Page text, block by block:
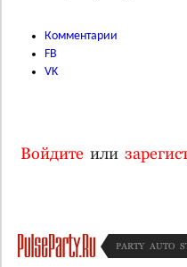
Комментарии
FB
VK
Войдите или
PARTY AUTO